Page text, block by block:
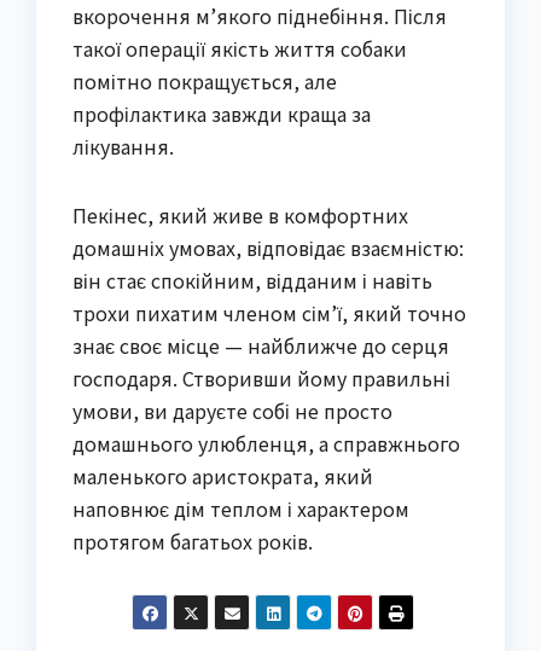
вкорочення м’якого піднебіння. Після
такої операції якість життя собаки
помітно покращується, але
профілактика завжди краща за
лікування.
Пекінес, який живе в комфортних
домашніх умовах, відповідає взаємністю:
він стає спокійним, відданим і навіть
трохи пихатим членом сім’ї, який точно
знає своє місце — найближче до серця
господаря. Створивши йому правильні
умови, ви даруєте собі не просто
домашнього улюбленця, а справжнього
маленького аристократа, який
наповнює дім теплом і характером
протягом багатьох років.